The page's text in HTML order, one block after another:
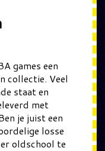
games een
collectie. Veel
staat en
met
je juist een
losse
oldschool te